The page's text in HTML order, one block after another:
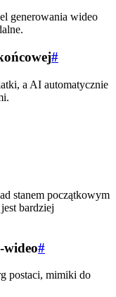
generowania wideo
#
a AI automatycznie
stanem początkowym
bardziej
#
postaci, mimiki do